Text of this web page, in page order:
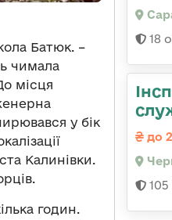
Батюк. –
чимала
місця
у бік
Калинівки.
годин.
18
до